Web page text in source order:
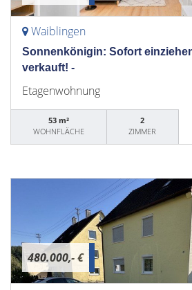
Waiblingen
Sonnenkönigin: Sofort
verkauft! -
Etagenwohnung
53 m²
WOHNFLÄCHE
2
ZIMMER
480.000,- €